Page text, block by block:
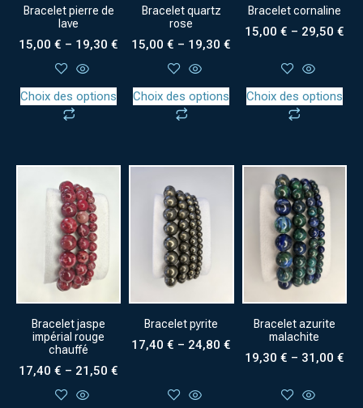
Bracelet pierre de
lave
15,00€ – 19,30€
Choix des options
Bracelet quartz
rose
15,00€ – 19,30€
Choix des options
Bracelet cornaline
15,00 € – 29,50 €
Choix des options
Bracelet jaspe
impérial rouge
chauffé
17,40€ – 21,50€
Bracelet pyrite
17,40€ – 24,80€
Bracelet azurite
malachite
19,30 € – 31,00 €